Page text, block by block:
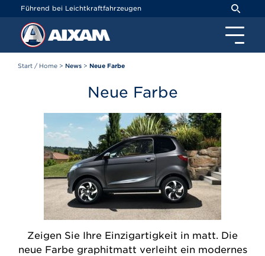
Führend bei Leichtkraftfahrzeugen
Start / Home > News > Neue Farbe
Neue Farbe
Zeigen Sie Ihre Einzigartigkeit in matt. Die
neue Farbe graphitmatt verleiht ein modernes
Cookie-Einstellungen